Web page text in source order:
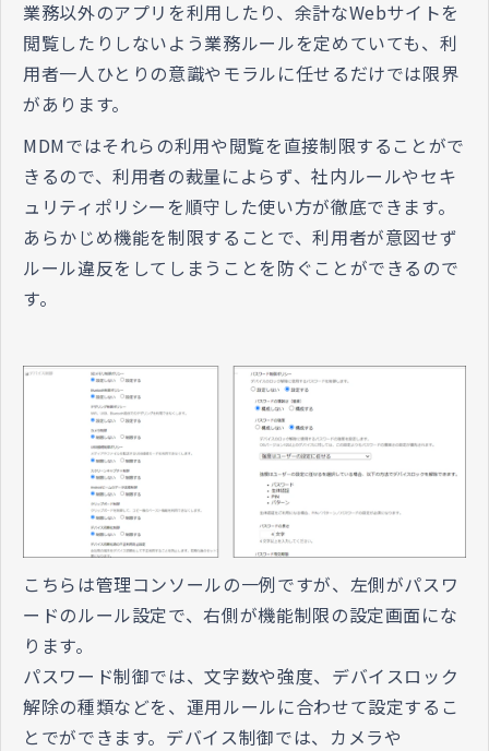
業務以外のアプリを利用したり、余計なWebサイトを
閲覧したりしないよう業務ルールを定めていても、利
用者一人ひとりの意識やモラルに任せるだけでは限界
があります。
MDMではそれらの利用や閲覧を直接制限することがで
きるので、利用者の裁量によらず、社内ルールやセキ
ュリティポリシーを順守した使い方が徹底できます。
あらかじめ機能を制限することで、利用者が意図せず
ルール違反をしてしまうことを防ぐことができるので
す。
こちらは管理コンソールの一例ですが、左側がパスワ
ードのルール設定で、右側が機能制限の設定画面にな
ります。
パスワード制御では、文字数や強度、デバイスロック
解除の種類などを、運用ルールに合わせて設定するこ
とでができます。デバイス制御では、カメラや